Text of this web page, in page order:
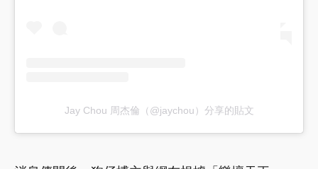
Jay Chou 周杰倫（@jaychou）分享的貼文